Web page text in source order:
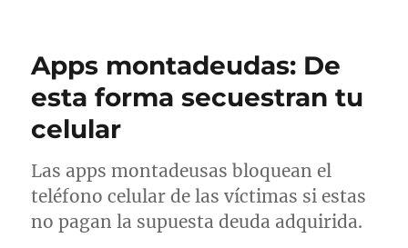
Apps montadeudas: De
esta forma secuestran tu
celular
Las apps montadeusas bloquean el
teléfono celular de las víctimas si estas
no pagan la supuesta deuda adquirida.